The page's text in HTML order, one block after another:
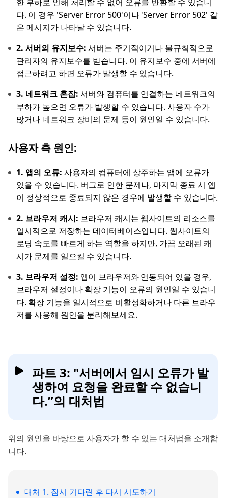
다. 이 경우 'Server Error 500'이나 'Server Error 502' 같
은 메시지가 나타날 수 있습니다.
2. 서버의 유지보수: 서버는 주기적이거나 불규칙적으로
관리자의 유지보수를 받습니다. 이 유지보수 중에 서버에
접근하려고 하면 오류가 발생할 수 있습니다.
3. 네트워크 혼잡: 서버와 컴퓨터를 연결하는 네트워크의
부하가 높으면 오류가 발생할 수 있습니다. 사용자 수가
많거나 네트워크 장비의 문제 등이 원인일 수 있습니다.
사용자 측 원인:
1. 앱의 오류: 사용자의 컴퓨터에 상주하는 앱에 오류가
있을 수 있습니다. 버그로 인한 문제나, 마지막 종료 시 앱
이 정상적으로 종료되지 않은 경우에 발생할 수 있습니다.
2. 브라우저 캐시: 브라우저 캐시는 웹사이트의 리소스를
일시적으로 저장하는 데이터베이스입니다. 웹사이트의
로딩 속도를 빠르게 하는 역할을 하지만, 가끔 오래된 캐
시가 문제를 일으킬 수 있습니다.
3. 브라우저 설정: 앱이 브라우저와 연동되어 있을 경우,
브라우저 설정이나 확장 기능이 오류의 원인일 수 있습니
다. 확장 기능을 일시적으로 비활성화하거나 다른 브라우
저를 사용해 원인을 분리해보세요.
파트 3: "서버에서 임시 오류가 발
생하여 요청을 완료할 수 없습니
다.”의 대처법
위의 원인을 바탕으로 사용자가 할 수 있는 대처법을 소개합
니다.
대처 1. 잠시 기다린 후 다시 시도하기